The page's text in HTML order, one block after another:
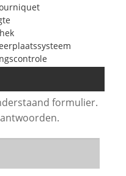
formulier.